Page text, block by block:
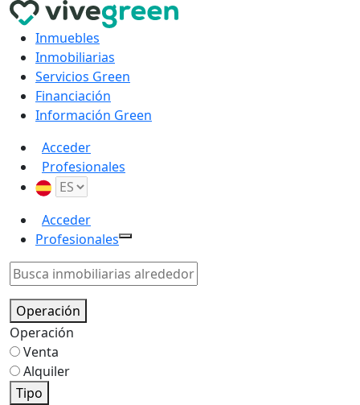
Inmuebles
Inmobiliarias
Servicios Green
Financiación
Información Green
Acceder
Profesionales
Acceder
Profesionales
Operación
Operación
Venta
Alquiler
Tipo